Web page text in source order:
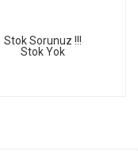
Stok Sorunuz !!!
Stok Yok